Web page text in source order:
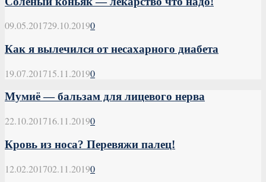
09.05.201729.10.20190
Как я вылечился от несахарного диабета
19.07.201715.11.20190
Мумиё — бальзам для лицевого нерва
22.10.201716.11.20190
Кровь из носа? Перевяжи палец!
12.02.201702.11.20190